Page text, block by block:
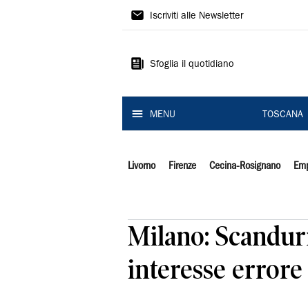
Il
Iscriviti alle Newsletter
Sfoglia il quotidiano
MENU TOSCANA
Livorno Firenze Cecina-Rosignano
Milano:
interesse